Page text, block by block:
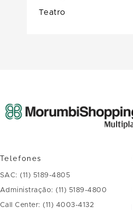
Teatro
Telefones
SAC: (11) 5189-4805
Administração: (11) 5189-4800
Call Center: (11) 4003-4132